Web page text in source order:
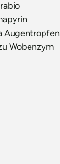
Augentropfen
Wobenzym